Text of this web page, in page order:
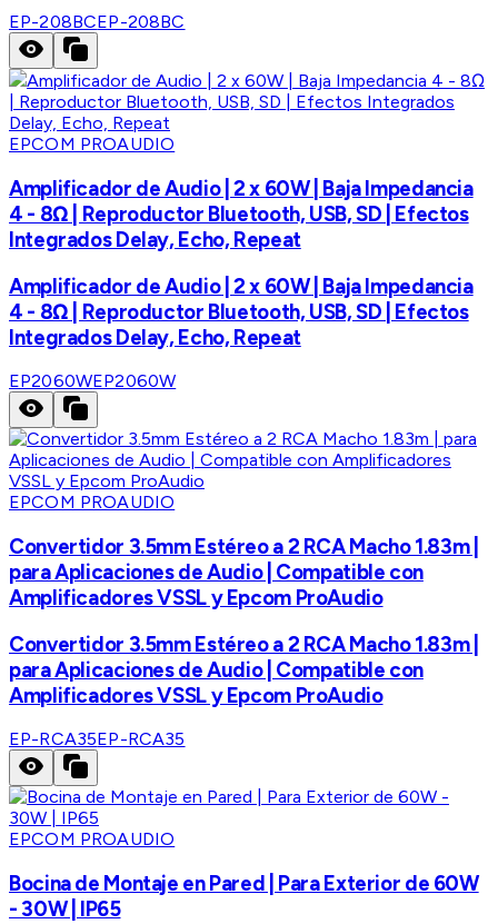
EP-208BCEP-208BC
EPCOM PROAUDIO
Amplificador de Audio | 2 x 60W | Baja Impedancia
4 - 8Ω | Reproductor Bluetooth, USB, SD | Efectos
Integrados Delay, Echo, Repeat
Amplificador de Audio | 2 x 60W | Baja Impedancia
4 - 8Ω | Reproductor Bluetooth, USB, SD | Efectos
Integrados Delay, Echo, Repeat
EP2060WEP2060W
EPCOM PROAUDIO
Convertidor 3.5mm Estéreo a 2 RCA Macho 1.83m |
para Aplicaciones de Audio | Compatible con
Amplificadores VSSL y Epcom ProAudio
Convertidor 3.5mm Estéreo a 2 RCA Macho 1.83m |
para Aplicaciones de Audio | Compatible con
Amplificadores VSSL y Epcom ProAudio
EP-RCA35EP-RCA35
EPCOM PROAUDIO
Bocina de Montaje en Pared | Para Exterior de 60W
- 30W | IP65